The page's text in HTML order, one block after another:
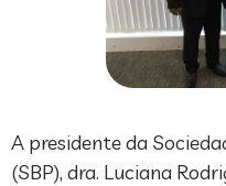
A presidente da
(SBP), dra. Luciana